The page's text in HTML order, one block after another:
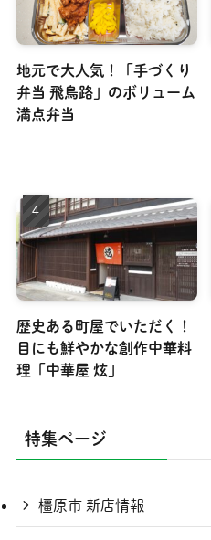
地元で大人気！「手づくり
弁当 飛鳥路」のボリューム
満点弁当
歴史ある町屋でいただく！
目にも鮮やかな創作中華料
理「中華屋 炫」
特集ページ
橿原市 新店情報